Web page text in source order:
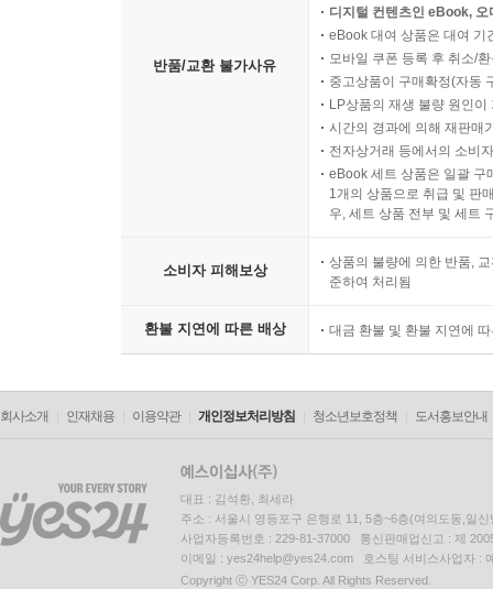
반품/교환 불가사유
디지털 컨텐츠인 eBook,
eBook 대여 상품은 대여 기
모바일 쿠폰 등록 후 취소/
중고상품이 구매확정(자동
LP상품의 재생 불량 원인
시간의 경과에 의해 재판매
전자상거래 등에서의 소비
eBook 세트 상품은 일괄 구
1개의 상품으로 취급 및 판
우, 세트 상품 전부 및 세트
소비자 피해보상
상품의 불량에 의한 반품,
준하여 처리됨
환불 지연에 따른 배상 대금 환불 및 환불 지연에
회사소개 인재채용 이용약관 개인정보처리방침 청소년보호정책 도서홍보안내
대표 : 김석환, 최세라
주소 : 서울시 영등포구 은행로 11, 5층~6층(여의도동,일신
사업자등록번호 : 229-81-37000 통신판매업신고 : 제
이메일 : yes24help@yes24.com 호스팅 서비스사업자 :
Copyright ⓒ YES24 Corp. All Rights Reserved.